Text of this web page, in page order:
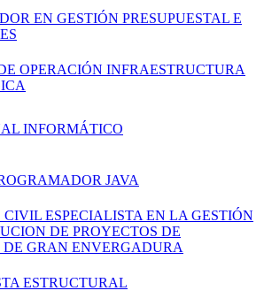
EN GESTIÓN PRESUPUESTAL E
OPERACIÓN INFRAESTRUCTURA
INFORMÁTICO
JAVA
ESPECIALISTA EN LA GESTIÓN
DE PROYECTOS DE
GRAN ENVERGADURA
ESTRUCTURAL